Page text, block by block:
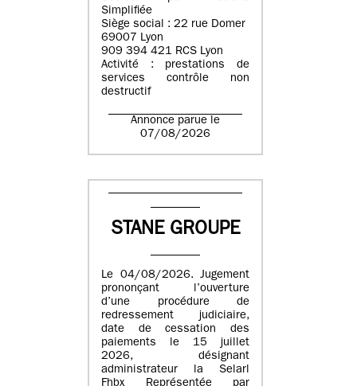
Simplifiée
Siège social : 22 rue Domer
69007 Lyon
909 394 421 RCS Lyon
Activité : prestations de
services contrôle non
destructif
Annonce parue le
07/08/2026
STANE GROUPE
Le 04/08/2026. Jugement
prononçant l’ouverture
d’une procédure de
redressement judiciaire,
date de cessation des
paiements le 15 juillet
2026, désignant
administrateur la Selarl